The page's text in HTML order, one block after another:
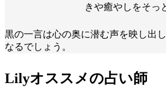
きや癒やしをそっ
黒の一言は心の奥に潜む声を映し出
なるでしょう。
Lilyオススメの占い師